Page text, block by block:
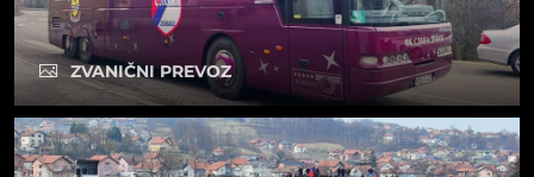
ZVANIČNI PREVOZ